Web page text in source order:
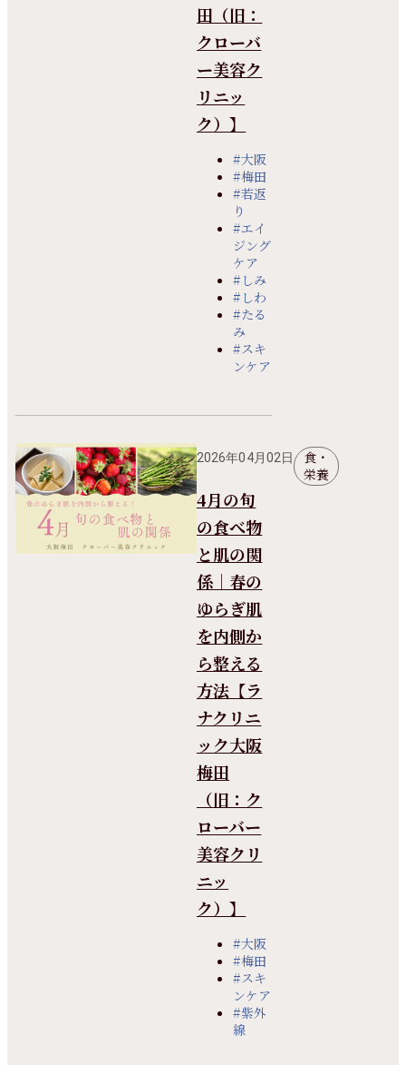
田（旧：
クローバ
ー美容ク
リニッ
ク）】
#大阪
#梅田
#若返
り
#エイ
ジング
ケア
#しみ
#しわ
#たる
み
#スキ
ンケア
2026年04月02日
食・
栄養
4月の旬
の食べ物
と肌の関
係｜春の
ゆらぎ肌
を内側か
ら整える
方法【ラ
ナクリニ
ック大阪
梅田
（旧：ク
ローバー
美容クリ
ニッ
ク）】
#大阪
#梅田
#スキ
ンケア
#紫外
線